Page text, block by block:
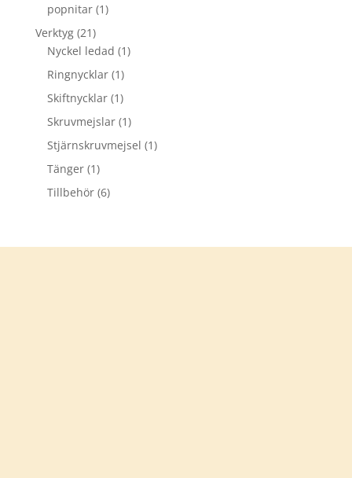
popnitar (1)
Verktyg (21)
Nyckel ledad (1)
Ringnycklar (1)
Skiftnycklar (1)
Skruvmejslar (1)
Stjärnskruvmejsel (1)
Tänger (1)
Tillbehör (6)